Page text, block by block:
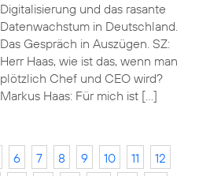
Digitalisierung und das rasante
Datenwachstum in Deutschland.
Das Gespräch in Auszügen. SZ:
Herr Haas, wie ist das, wenn man
plötzlich Chef und CEO wird?
Markus Haas: Für mich ist […]
6 7 8 9 10 11
12